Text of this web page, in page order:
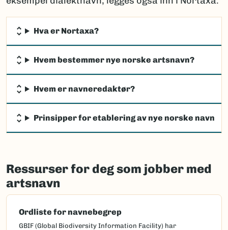
Hva er Nortaxa?
Hvem bestemmer nye norske artsnavn?
Hvem er navneredaktør?
Prinsipper for etablering av nye norske navn
Ressurser for deg som jobber med
artsnavn
Ordliste for navnebegrep
GBIF (Global Biodiversity Information Facility) har